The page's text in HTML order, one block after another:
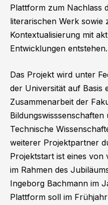
Plattform zum Nachlass
literarischen Werk sowie
Kontextualisierung mit
Entwicklungen entstehen.
Das Projekt wird unter
der Universität auf Basis
Zusammenarbeit der
Technische
weiterer Projektpartner
Projektstart ist eines von
im Rahmen des
Ingeborg Bachmann im
Plattform soll im